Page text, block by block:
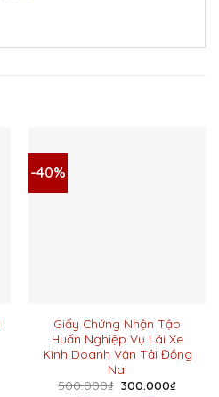
-40%
Giấy Chứng Nhận Tập
Huấn Nghiệp Vụ Lái Xe
Kinh Doanh Vận Tải Đồng
Nai
500.000₫ Giá
300.000₫Giá